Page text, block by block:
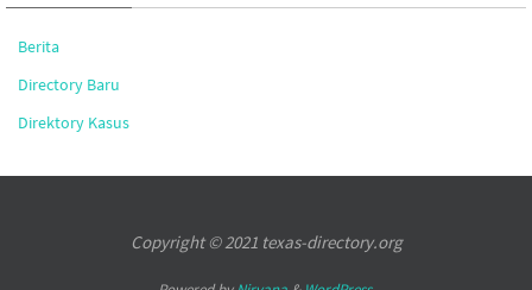
Berita
Directory Baru
Direktory Kasus
Copyright © 2021 texas-directory.org